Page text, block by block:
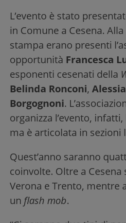
L’evento è stato
in Comune a Cesena.
stampa erano presenti
opportunità Francesca
esponenti cesenati della
Belinda Ronconi,
Borgognoni.
organizza l’evento,
ma è articolata in sezioni
Quest’anno saranno
coinvolte. Oltre a Cesena
Verona e Trento, mentre
un flash mob.